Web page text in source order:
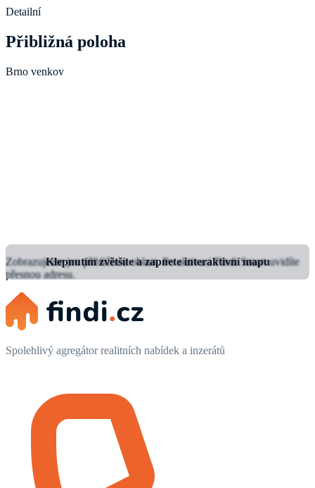
Detailní
Přibližná poloha
Brno venkov
Klepnutím zvětšíte a zapnete interaktivní mapu
Zobrazujeme jen přibližnou oblast.Po aktivaci Findi Smart uvidíte
přesnou adresu.
Spolehlivý agregátor realitních nabídek a inzerátů